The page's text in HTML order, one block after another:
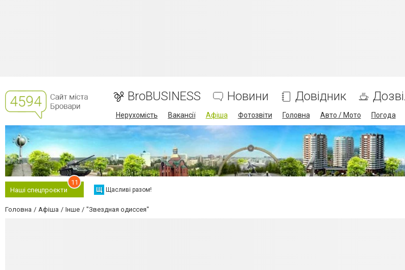
BroBUSINESS Новини Довідник
Нерухомість Вакансії Афіша Фотозвіти Головна Авто / Мото Погода
Наші спецпроєкти
11
Щ Щасливі разом!
Головна Афіша Інше "Звездная одиссея"